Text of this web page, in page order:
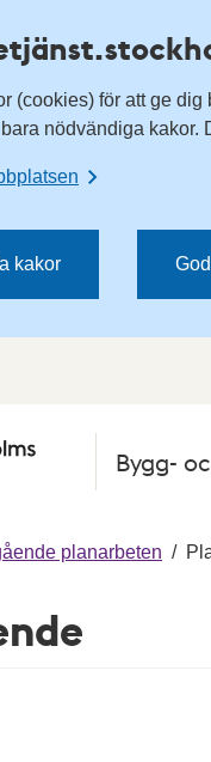
(cookies) för att ge
nödvändiga kakor.
kakor
Bygg-
planarbeten /